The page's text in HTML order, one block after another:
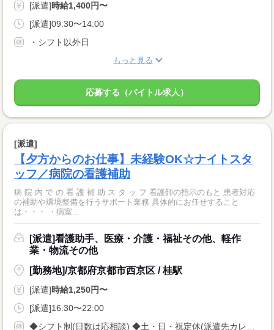
[派遣]時給1,400円〜
[派遣]09:30〜14:00
・シフト以外日
もっと見る
応募する（バイトル求人）
[派遣]
【夕方からのお仕事】未経験OK☆ナイトスタ
ッフ／病院の看護補助
病 院 内 で の 看 護 補 助 ス タ ッ フ 看護師の指示のもと 患者対応
の補助や環境整備を行うサポート業務 具体的にお任せすること
は・・・ ・病室...
[派遣]看護助手、医療・介護・福祉その他、軽作
業・物流その他
[勤務地]/京都府京都市西京区 / 桂駅
[派遣]時給1,250円〜
[派遣]16:30〜22:00